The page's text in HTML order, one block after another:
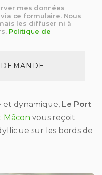
mes données
ce formulaire. Nous
les diffuser ni à
Politique de
et dynamique, Le Port
Mâcon vous reçoit
sur les bords de